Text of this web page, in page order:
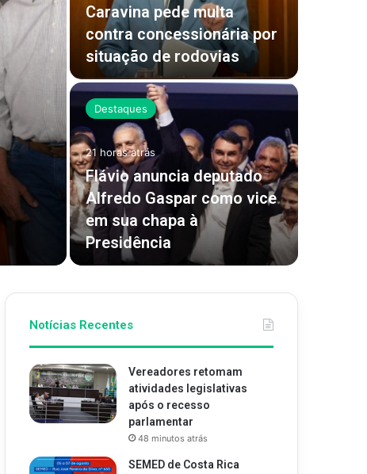
Caravina pede multa
contra concessionária por
situação de rodovias
Destaques
21 horas atrás
Flávio anuncia deputado
Alfredo Gaspar como vice
em sua chapa à
Presidência
Notícias Recentes
Vereadores retomam
atividades legislativas
após o recesso
parlamentar
48 minutos atrás
SEMED de Costa Rica